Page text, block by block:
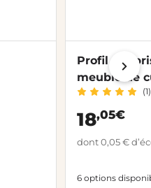
Profil alu
meuble de
ZEN
(1)
18,05€
dont 0,05 €
6 options